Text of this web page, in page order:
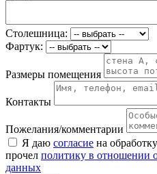
Столешница:
Фартук:
Размеры помещения
Контакты
Пожелания/комментарии
Я даю согласие на
прочел политику в отношении
данных